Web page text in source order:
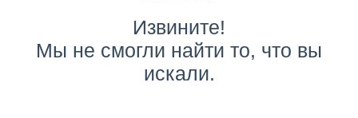
Извините!
Мы не смогли найти то, что вы
искали.